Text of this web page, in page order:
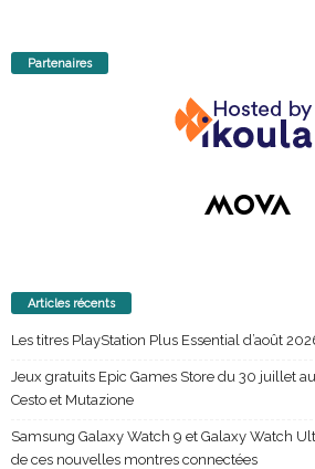
Partenaires
Articles récents
Les titres PlayStation Plus Essential d’août
Jeux gratuits Epic Games Store du 30 juillet
Cesto et Mutazione
Samsung Galaxy Watch 9 et Galaxy Watch
de ces nouvelles montres connectées